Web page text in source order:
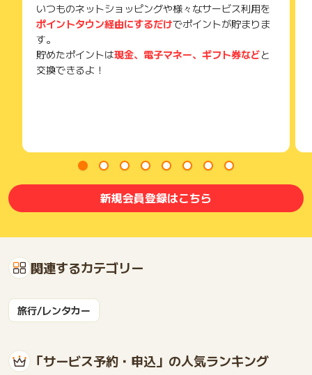
いつものネットショッピングや様々なサービス利用を
ポイントタウン経由にするだけでポイントが貯まりま
す。
貯めたポイントは現金、電子マネー、ギフト券などと
交換できるよ！
新規会員登録はこちら
関連するカテゴリー
旅行/レンタカー
「サービス予約・申込」の人気ランキング